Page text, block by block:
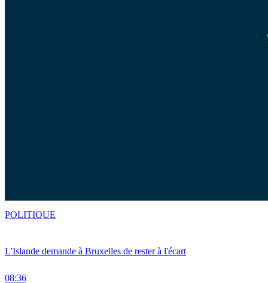
L'Islande demande à Bruxelles de rester à l'écart
08:36
POLITIQUE